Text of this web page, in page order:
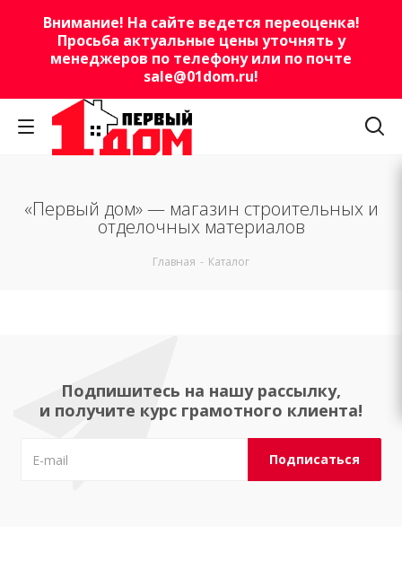
Внимание! На сайте ведется переоценка!
Просьба актуальные цены уточнять у
менеджеров по телефону или по почте
sale@01dom.ru!
«Первый дом» — магазин строительных и
отделочных материалов
Главная - Каталог
Подпишитесь на нашу рассылку,
и получите курс грамотного клиента!